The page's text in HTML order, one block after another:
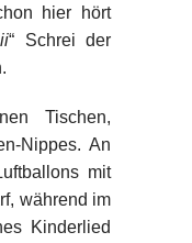
hier hört
“ Schrei der
Tischen,
Nippes. An
mit
während im
Kinderlied